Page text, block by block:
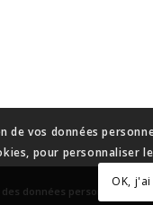
données personnelles -
vos données
pour personnaliser
OK,